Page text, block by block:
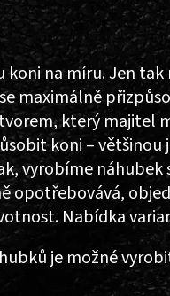
koni na míru. Jen
maximálně
který majitel
koni –
vyrobíme
opotřebovává,
Nabídka
je možné